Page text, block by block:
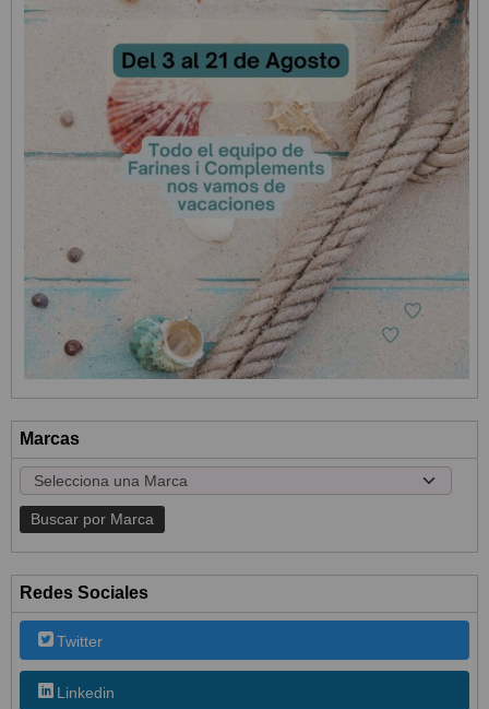
Marcas
Redes Sociales
Twitter
Linkedin